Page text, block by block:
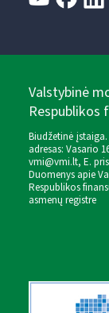
Valstybinė
Respublikos
Biudžetinė
adresas: Vasario
vmi@vmi.lt, E.
Duomenys apie
Respublikos
asmenų registre